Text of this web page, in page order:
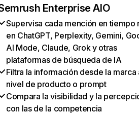
Enterprise AIO
Supervisa cada mención en tiempo
en ChatGPT, Perplexity, Gemini,
AI Mode, Claude, Grok y otras
plataformas de búsqueda de IA
Filtra la información desde la marca
nivel de producto o prompt
Compara la visibilidad y la
con las de la competencia